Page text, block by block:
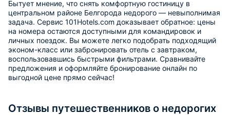
Бытует мнение, что снять комфортную гостиницу в
центральном районе Белгорода недорого — невыполнимая
задача. Сервис 101Hotels.com доказывает обратное: цены
на номера остаются доступными для командировок и
личных поездок. Вы можете легко подобрать подходящий
эконом-класс или забронировать отель с завтраком,
воспользовавшись быстрыми фильтрами. Сравнивайте
предложения и оформляйте бронирование онлайн по
выгодной цене прямо сейчас!
Отзывы путешественников о недорогих